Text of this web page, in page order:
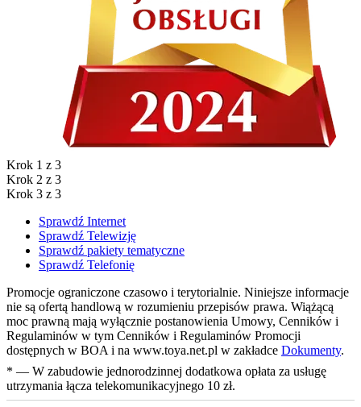
Krok 1 z 3
Krok 2 z 3
Krok 3 z 3
Sprawdź Internet
Sprawdź Telewizję
Sprawdź pakiety tematyczne
Sprawdź Telefonię
Promocje ograniczone czasowo i terytorialnie. Niniejsze informacje
nie są ofertą handlową w rozumieniu przepisów prawa. Wiążącą
moc prawną mają wyłącznie postanowienia Umowy, Cenników i
Regulaminów w tym Cenników i Regulaminów Promocji
dostępnych w BOA i na www.toya.net.pl w zakładce Dokumenty.
* — W zabudowie jednorodzinnej dodatkowa opłata za usługę
utrzymania łącza telekomunikacyjnego 10 zł.